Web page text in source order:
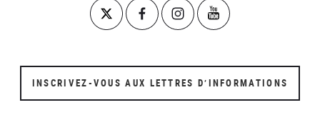
INSCRIVEZ-VOUS AUX LETTRES D’INFORMATIONS